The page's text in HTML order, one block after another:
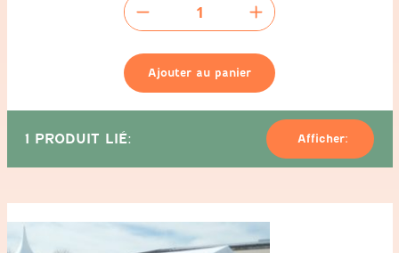
de
de
camping
-
8x5m
Ajouter au panier
1 PRODUIT LIÉ: Afficher: